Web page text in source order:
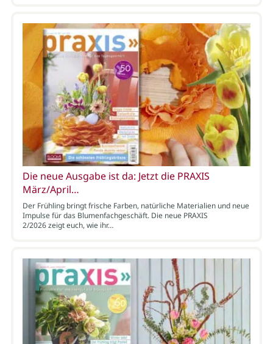
Die neue Ausgabe ist da: Jetzt die PRAXIS
März/April…
Der Frühling bringt frische Farben, natürliche Materialien und neue
Impulse für das Blumenfachgeschäft. Die neue PRAXIS
2/2026 zeigt euch, wie ihr…